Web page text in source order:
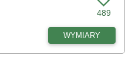
489
WYMIARY